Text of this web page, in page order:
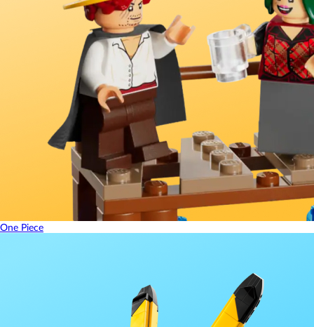
One Piece